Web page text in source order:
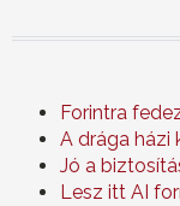
Forintra
A drága házi
Jó a
Lesz itt AI